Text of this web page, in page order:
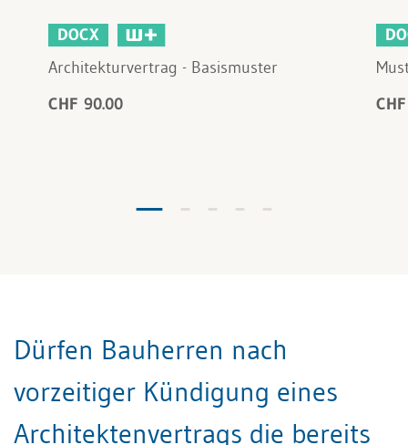
DOCX
Architekturvertrag - Basismuster
CHF 90.00
Dürfen Bauherren nach
vorzeitiger Kündigung eines
Architektenvertrags die bereits